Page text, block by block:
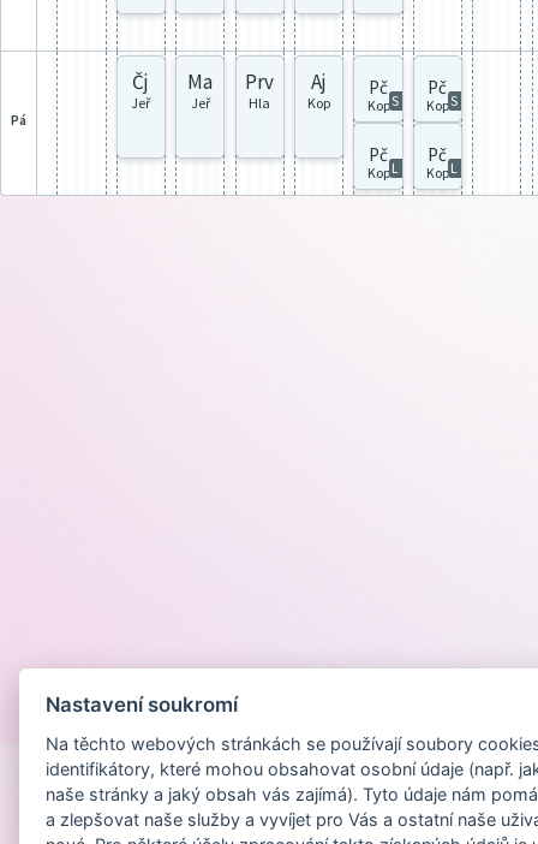
pá
Čj
Jeř
Ma
Jeř
Prv
Hla
Aj
Kop
Pč
S
Kop
Pč
L
Kop
Pč
S
Kop
Pč
L
Kop
Nastavení soukromí
Na těchto webových stránkách se používají soubory
identifikátory, které mohou obsahovat osobní údaje (např.
naše stránky a jaký obsah vás zajímá). Tyto údaje nám
a zlepšovat naše služby a vyvíjet pro Vás a ostatní naše